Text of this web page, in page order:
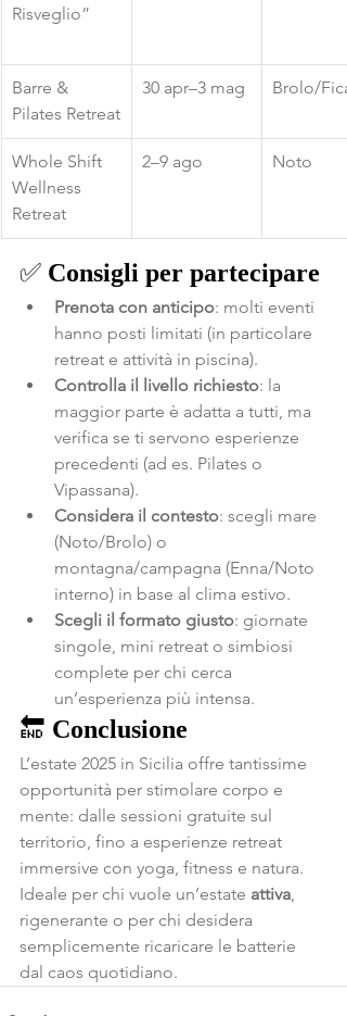
Risveglio”
Barre &
Pilates Retreat
30 apr–3 mag Brolo/
Whole Shift
Wellness
Retreat
2–9 ago Noto
✅ Consigli per partecipare
Prenota con anticipo: molti eventi
hanno posti limitati (in particolare
retreat e attività in piscina).
Controlla il livello richiesto: la
maggior parte è adatta a tutti, ma
verifica se ti servono esperienze
precedenti (ad es. Pilates o
Vipassana).
Considera il contesto: scegli mare
(Noto/Brolo) o
montagna/campagna (Enna/Noto
interno) in base al clima estivo.
Scegli il formato giusto: giornate
singole, mini retreat o simbiosi
complete per chi cerca
un’esperienza più intensa.
🔚 Conclusione
L’estate 2025 in Sicilia offre tantissime
opportunità per stimolare corpo e
mente: dalle sessioni gratuite sul
territorio, fino a esperienze retreat
immersive con yoga, fitness e natura.
Ideale per chi vuole un’estate attiva,
rigenerante o per chi desidera
semplicemente ricaricare le batterie
dal caos quotidiano.